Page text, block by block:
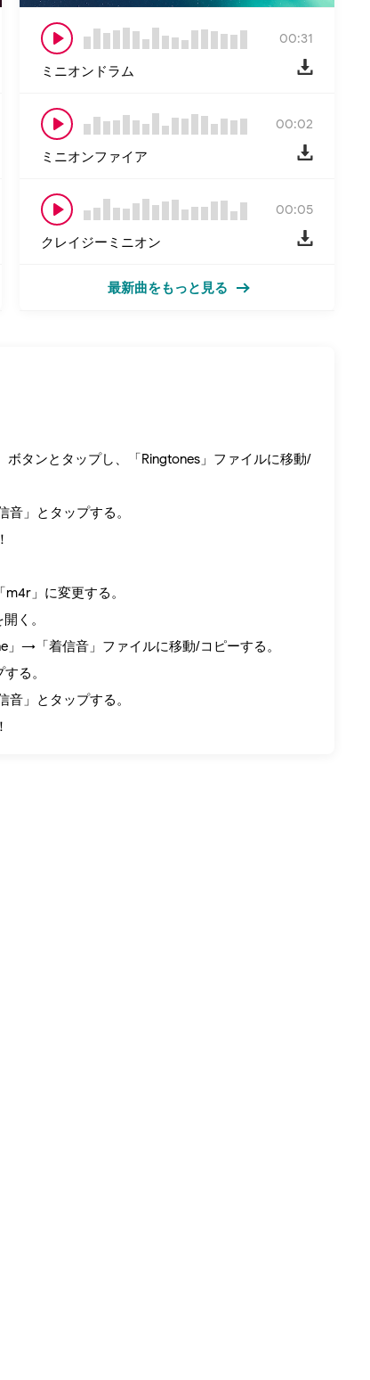
00:31
ミニオンドラム
00:02
ミニオンファイア
00:05
クレイジーミニオン
最新曲をもっと見る
タンとタップし、「Ringtones」ファイルに移動/
」とタップする。
」に変更する。
く。
」→「着信音」ファイルに移動/コピーする。
る。
」とタップする。